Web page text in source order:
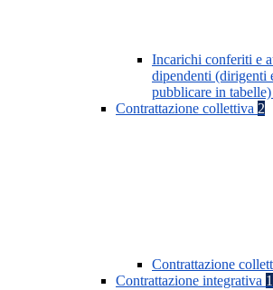
Incarichi conferiti e
dipendenti (dirigenti
pubblicare in tabelle)
Contrattazione collettiva 2
Contrattazione
Contrattazione integrativa